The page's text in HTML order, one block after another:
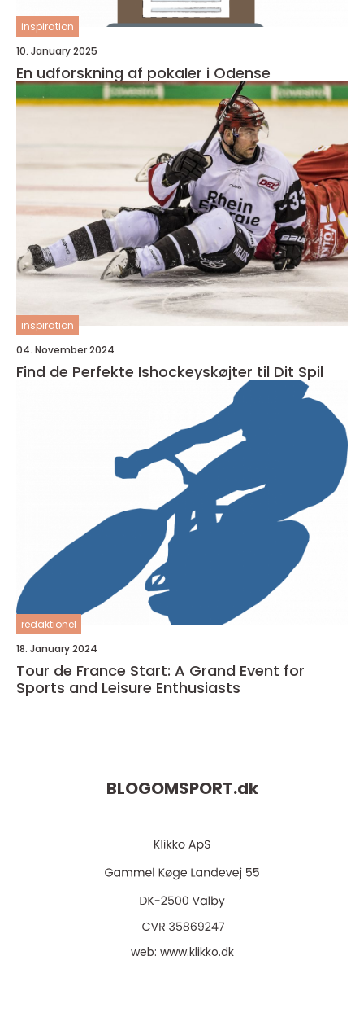
inspiration
10. January 2025
En udforskning af pokaler i Odense
inspiration
04. November 2024
Find de Perfekte Ishockeyskøjter til Dit Spil
redaktionel
18. January 2024
Tour de France Start: A Grand Event for
Sports and Leisure Enthusiasts
BLOGOMSPORT.dk
web: www.klikko.dk